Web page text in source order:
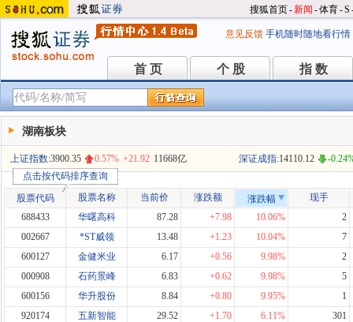
搜狐首页-新闻 -体育-S
意见反馈 手机随时随地看行情
首 页
首 页 个 股
个 股 指 数
指 数
湖南板块
上证指数:3900.35 0.57% +21.92 11668亿 深证成指:14110.12 -
股票代码
点击按代码排序查询
股票名称
当前价 涨跌额 涨跌幅
现手
688433
华曙高科 87.28 +7.98 10.06%
2
002667
*ST威领 13.48 +1.23 10.04%
7
600127
金健米业 6.17 +0.56 9.98%
2
000908
石药景峰 6.83 +0.62 9.98%
5
600156
华升股份 8.84 +0.80 9.95%
1
920174
五新智能 29.52 +1.70 6.11%
301